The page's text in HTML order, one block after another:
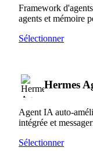
Framework
agents et mémoire
Sélectionner
Hermes
Agent IA auto-
intégrée et
Sélectionner